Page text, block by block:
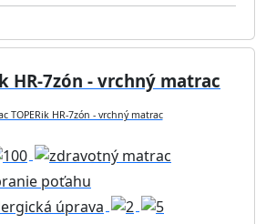
HR-7zón - vrchný matrac